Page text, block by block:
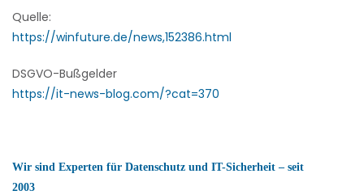
Quelle:
https://winfuture.de/news,152386.html
DSGVO-Bußgelder
https://it-news-blog.com/?cat=370
Wir sind Experten für Datenschutz und IT-Sicherheit – seit
2003